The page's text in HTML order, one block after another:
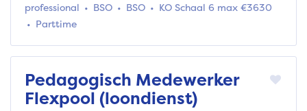
professional
BSO BSO
KO Schaal 6 max €3630
Parttime
Pedagogisch Medewerker
Flexpool (loondienst)